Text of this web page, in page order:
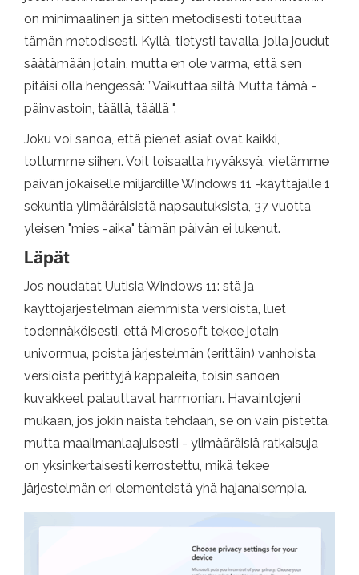
on minimaalinen ja sitten metodisesti toteuttaa
tämän metodisesti. Kyllä, tietysti tavalla, jolla joudut
säätämään jotain, mutta en ole varma, että sen
pitäisi olla hengessä: ”Vaikuttaa siltä Mutta tämä -
päinvastoin, täällä, täällä ".
Joku voi sanoa, että pienet asiat ovat kaikki,
tottumme siihen. Voit toisaalta hyväksyä, vietämme
päivän jokaiselle miljardille Windows 11 -käyttäjälle 1
sekuntia ylimääräisistä napsautuksista, 37 vuotta
yleisen "mies -aika" tämän päivän ei lukenut.
Läpät
Jos noudatat Uutisia Windows 11: stä ja
käyttöjärjestelmän aiemmista versioista, luet
todennäköisesti, että Microsoft tekee jotain
univormua, poista järjestelmän (erittäin) vanhoista
versioista perittyjä kappaleita, toisin sanoen
kuvakkeet palauttavat harmonian. Havaintojeni
mukaan, jos jokin näistä tehdään, se on vain pistettä,
mutta maailmanlaajuisesti - ylimääräisiä ratkaisuja
on yksinkertaisesti kerrostettu, mikä tekee
järjestelmän eri elementeistä yhä hajanaisempia.